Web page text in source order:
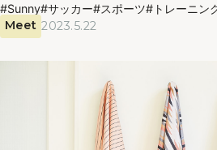
#Sunny#サッカー#スポーツ#トレーニン
Meet 2023.5.22